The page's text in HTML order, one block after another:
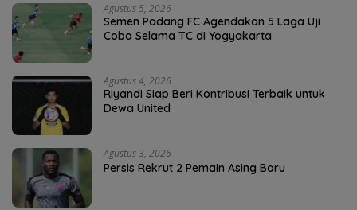
Agustus 5, 2026
Semen Padang FC Agendakan 5 Laga Uji
Coba Selama TC di Yogyakarta
Agustus 4, 2026
Riyandi Siap Beri Kontribusi Terbaik untuk
Dewa United
Agustus 3, 2026
Persis Rekrut 2 Pemain Asing Baru